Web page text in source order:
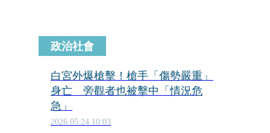
政治社會
白宮外爆槍擊！槍手「傷勢嚴重」
身亡 旁觀者也被擊中「情況危
急」
2026.05.24 10:03